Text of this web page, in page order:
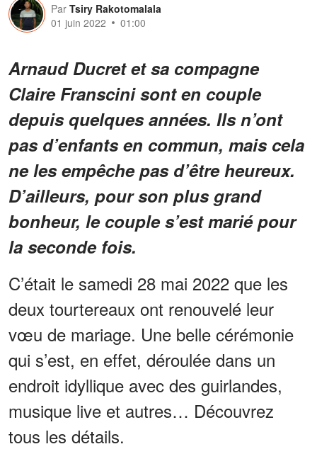
Par Tsiry Rakotomalala
01 juin 2022
01:00
Arnaud Ducret et sa compagne
Claire Franscini sont en couple
depuis quelques années. Ils n’ont
pas d’enfants en commun, mais cela
ne les empêche pas d’être heureux.
D’ailleurs, pour son plus grand
bonheur, le couple s’est marié pour
la seconde fois.
C’était le samedi 28 mai 2022 que les
deux tourtereaux ont renouvelé leur
vœu de mariage. Une belle cérémonie
qui s’est, en effet, déroulée dans un
endroit idyllique avec des guirlandes,
musique live et autres… Découvrez
tous les détails.